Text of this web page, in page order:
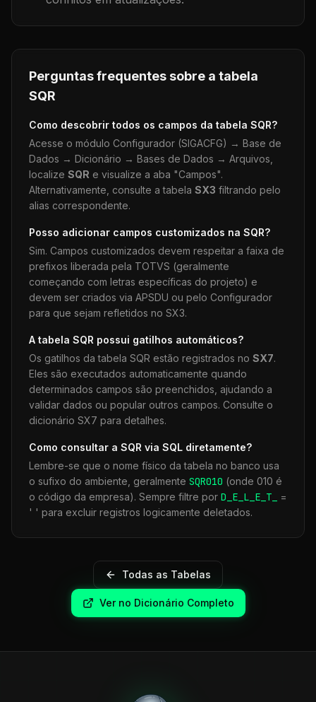
Perguntas frequentes sobre a tabela
SQR
Como descobrir todos os campos da tabela SQR?
Acesse o módulo Configurador (SIGACFG) → Base de
Dados → Dicionário → Bases de Dados → Arquivos,
localize SQR e visualize a aba "Campos".
Alternativamente, consulte a tabela SX3 filtrando pelo
alias correspondente.
Posso adicionar campos customizados na SQR?
Sim. Campos customizados devem respeitar a faixa de
prefixos liberada pela TOTVS (geralmente
começando com letras específicas do projeto) e
devem ser criados via APSDU ou pelo Configurador
para que sejam refletidos no SX3.
A tabela SQR possui gatilhos automáticos?
Os gatilhos da tabela SQR estão registrados no SX7.
Eles são executados automaticamente quando
determinados campos são preenchidos, ajudando a
validar dados ou popular outros campos. Consulte o
dicionário SX7 para detalhes.
Como consultar a SQR via SQL diretamente?
Lembre-se que o nome físico da tabela no banco usa
o sufixo do ambiente, geralmente SQR010 (onde 010 é
o código da empresa). Sempre filtre por D_E_L_E_T_
=
' ' para excluir registros logicamente deletados.
Todas as Tabelas
Ver no Dicionário Completo